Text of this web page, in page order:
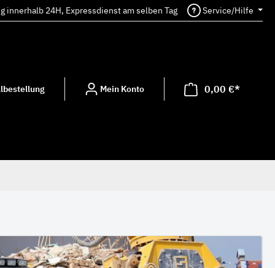
innerhalb 24H, Expressdienst am selben Tag Service/Hilfe
Mein Konto 0,00 €*